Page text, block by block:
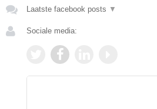
Laatste facebook posts ▼
Sociale media: